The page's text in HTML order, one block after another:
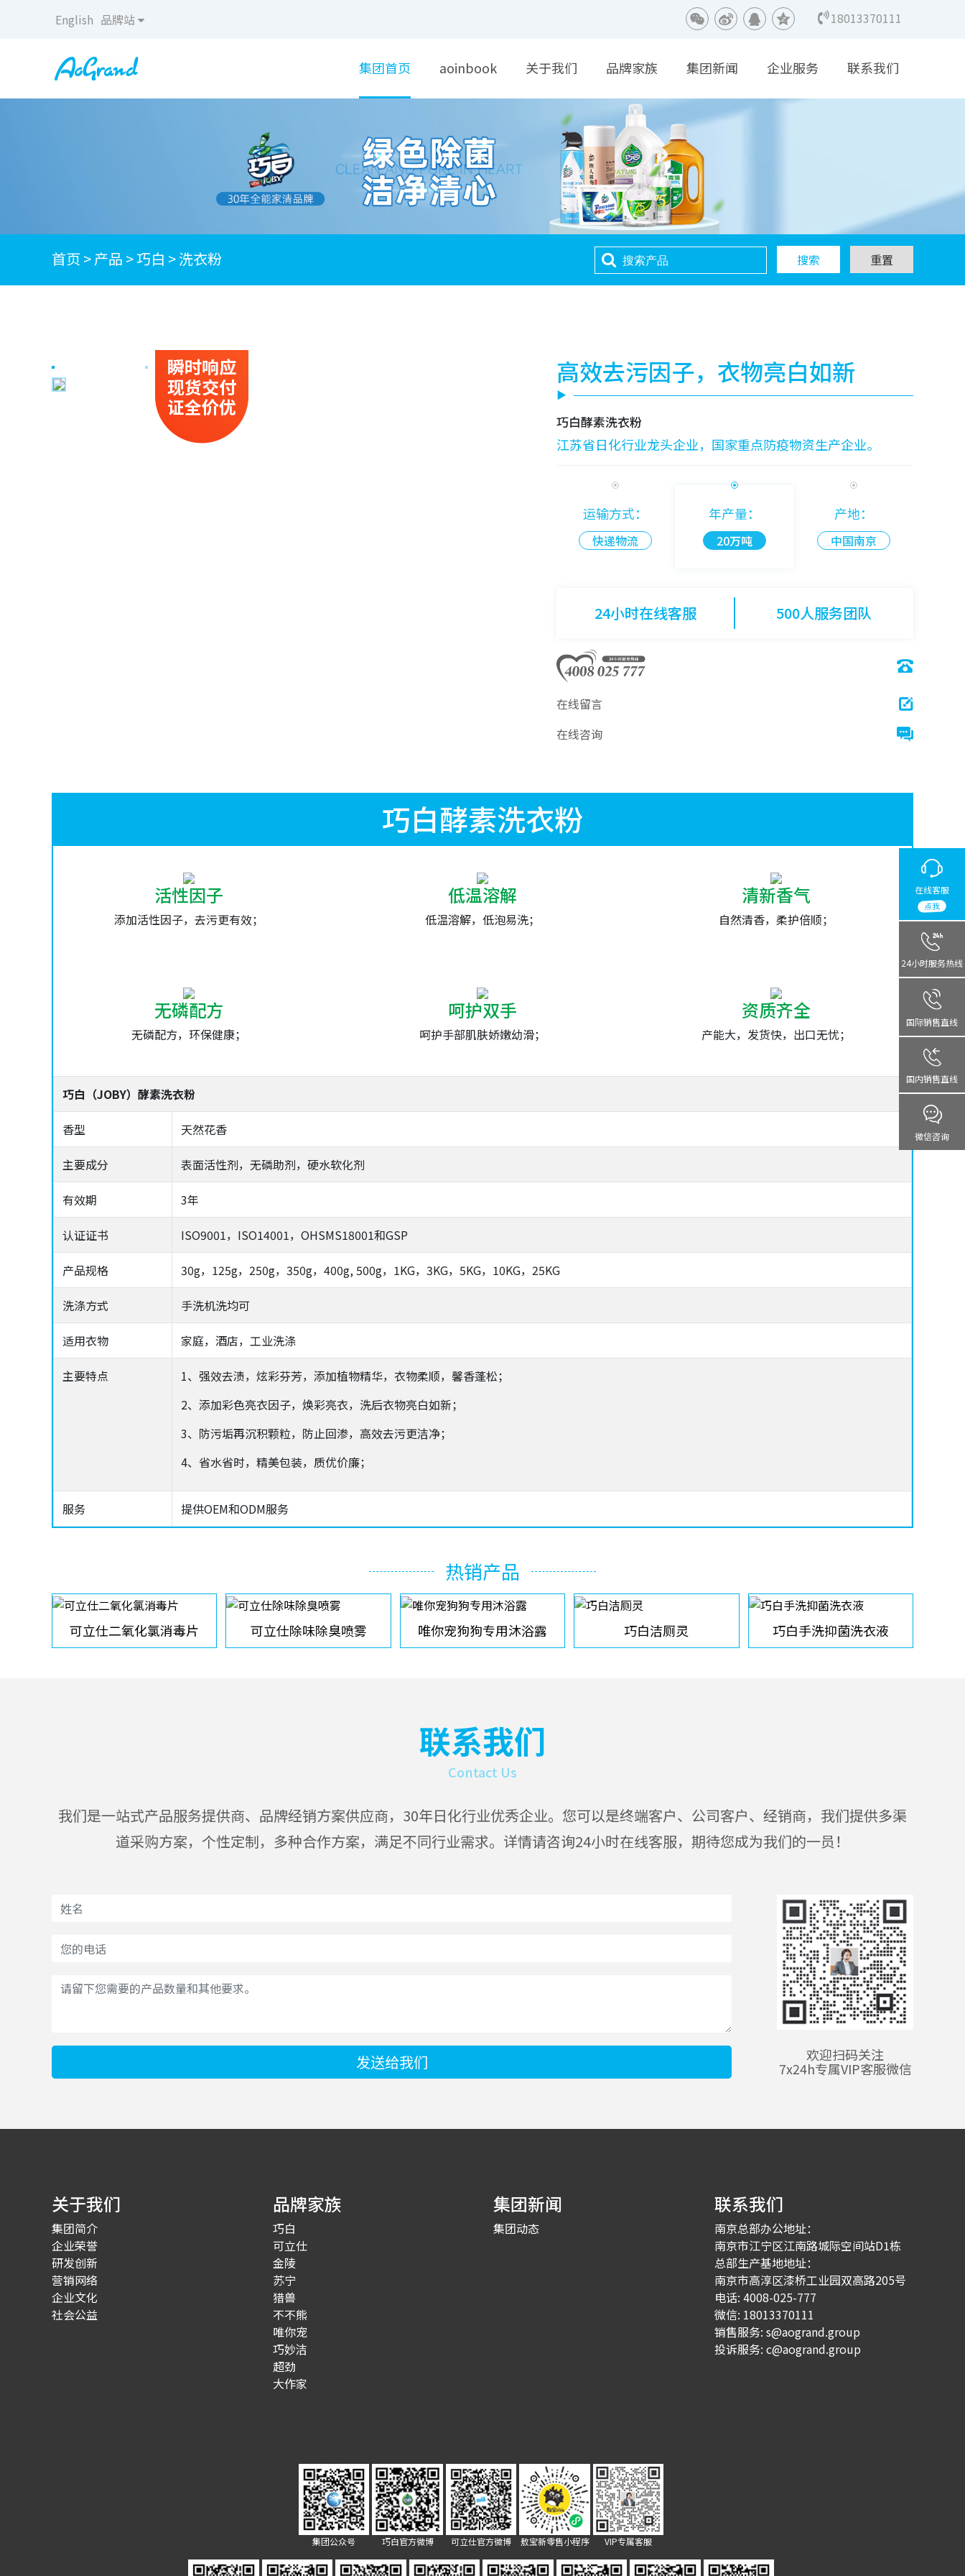
English 品牌站 18013370111
集团首页 aoinbook 关于我们 品牌家族 集团新闻 企业服务 联系我们
首页 >产品 >巧白 >洗衣粉
高效去污因子，衣物亮白如新
巧白酵素洗衣粉
江苏省日化行业龙头企业，国家重点防疫物资生产企业。
年产量：
20万吨
运输方式：
快递物流
产地：
中国南京
24小时在线客服 500人服务团队
在线留言
在线咨询
巧白酵素洗衣粉
活性因子
添加活性因子，去污更有效；
低温溶解
低温溶解，低泡易洗；
清新香气
自然清香，柔护倍顺；
无磷配方
无磷配方，环保健康；
呵护双手
呵护手部肌肤娇嫩幼滑；
资质齐全
产能大，发货快，出口无忧；
巧白（JOBY）酵素洗衣粉
香型 天然花香
主要成分 表面活性剂，无磷助剂，硬水软化剂
有效期 3年
认证证书 ISO9001，ISO14001，OHSMS18001和GSP
产品规格 30g，125g，250g，350g，400g, 500g，1KG，3KG，5KG，10KG，25KG
洗涤方式 手洗机洗均可
适用衣物 家庭，酒店，工业洗涤
主要特点
1、强效去渍，炫彩芬芳，添加植物精华，衣物柔顺，馨香蓬松；
2、添加彩色亮衣因子，焕彩亮衣，洗后衣物亮白如新；
3、防污垢再沉积颗粒，防止回渗，高效去污更洁净；
4、省水省时，精美包装，质优价廉；
服务 提供OEM和ODM服务
热销产品
可立仕二氧化氯消毒片 可立仕除味除臭喷雾 唯你宠狗狗专用沐浴露 巧白洁厕灵 巧白手洗抑菌洗衣液
联系我们
Contact Us
我们是一站式产品服务提供商、品牌经销方案供应商，30年日化行业优秀企业。您可以是终端客户、公司客户、经销商，我们提供多渠
道采购方案，个性定制，多种合作方案，满足不同行业需求。详情请咨询24小时在线客服，期待您成为我们的一员！
发送给我们 欢迎扫码关注
7x24h专属VIP客服微信
关于我们
集团简介
企业荣誉
研发创新
营销网络
企业文化
社会公益
品牌家族
巧白
可立仕
金陵
苏宁
猎兽
不不熊
唯你宠
巧妙洁
超劲
大作家
集团新闻
集团动态
联系我们
南京总部办公地址：
南京市江宁区江南路城际空间站D1栋
总部生产基地地址：
南京市高淳区漆桥工业园双高路205号
电话: 4008-025-777
微信: 18013370111
销售服务: s@aogrand.group
投诉服务: c@aogrand.group
集团公众号 巧白官方微博 可立仕官方微博 敖宝新零售小程序 VIP专属客服
在线客服
点我
24小时服务热线
国际销售直线
国内销售直线
微信咨询